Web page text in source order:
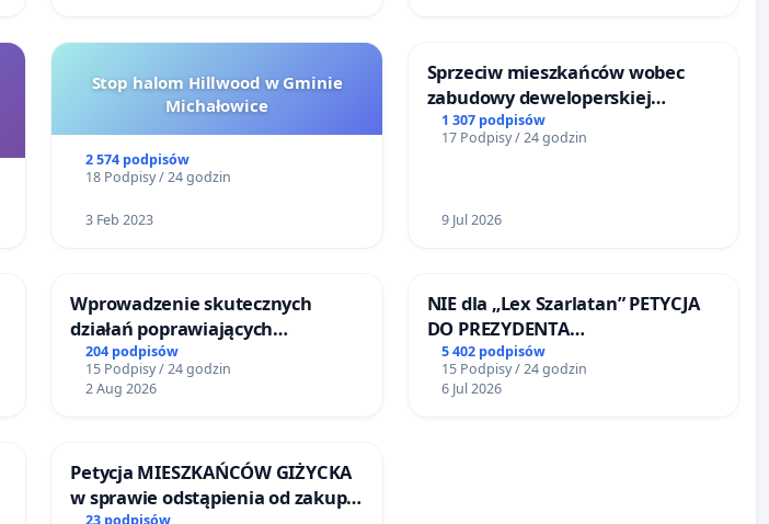
Stop halom Hillwood w Gminie
Michałowice
2 574 podpisów
18 Podpisy / 24 godzin
3 Feb 2023
Sprzeciw mieszkańców wobec
zabudowy deweloperskiej
terenow zielonych w rejonie
Bulwarów Straceńskich w
1 307 podpisów
17 Podpisy / 24 godzin
9 Jul 2026
Wprowadzenie skutecznych
działań poprawiających
bezpieczeństwo na ulicy
Żeromskiego w Otwocku
204 podpisów
15 Podpisy / 24 godzin
2 Aug 2026
NIE dla „Lex Szarlatan” PETYCJA
DO PREZYDENTA
RZECZYPOSPOLITEJ POLSKIEJ
5 402 podpisów
15 Podpisy / 24 godzin
6 Jul 2026
Petycja MIESZKAŃCÓW GIŻYCKA
w sprawie odstąpienia od zakupu
23 podpisów